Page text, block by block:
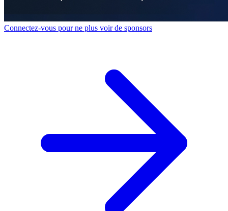
Connectez-vous pour ne plus voir de sponsors